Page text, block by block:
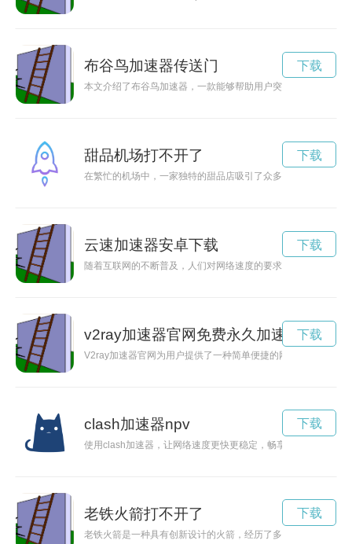
布谷鸟加速器传送门
本文介绍了布谷鸟加速器，一款能够帮助用户突破网络限制的
下载
甜品机场打不开了
在繁忙的机场中，一家独特的甜品店吸引了众多旅客的目光，
下载
云速加速器安卓下载
随着互联网的不断普及，人们对网络速度的要求也越来越高。
下载
v2ray加速器官网免费永久加速
V2ray加速器官网为用户提供了一种简单便捷的网络加速解决
下载
clash加速器npv
使用clash加速器，让网络速度更快更稳定，畅享任何网站和应用
下载
老铁火箭打不开了
老铁火箭是一种具有创新设计的火箭，经历了多年的发展历程
下载